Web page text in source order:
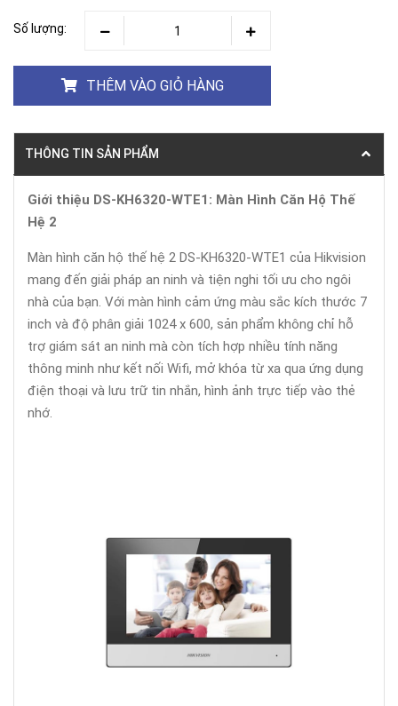
Số lượng:
THÊM VÀO GIỎ HÀNG
THÔNG TIN SẢN PHẨM
Giới thiệu DS-KH6320-WTE1: Màn Hình Căn Hộ Thế
Hệ 2
Màn hình căn hộ thế hệ 2 DS-KH6320-WTE1 của Hikvision
mang đến giải pháp an ninh và tiện nghi tối ưu cho ngôi
nhà của bạn. Với màn hình cảm ứng màu sắc kích thước 7
inch và độ phân giải 1024 x 600, sản phẩm không chỉ hỗ
trợ giám sát an ninh mà còn tích hợp nhiều tính năng
thông minh như kết nối Wifi, mở khóa từ xa qua ứng dụng
điện thoại và lưu trữ tin nhắn, hình ảnh trực tiếp vào thẻ
nhớ.